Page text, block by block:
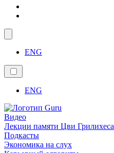
ENG
ENG
Видео
Лекции памяти Цви Грилихеса
Подкасты
Экономика на слух